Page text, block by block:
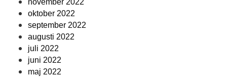
november 2022
oktober 2022
september 2022
augusti 2022
juli 2022
juni 2022
maj 2022